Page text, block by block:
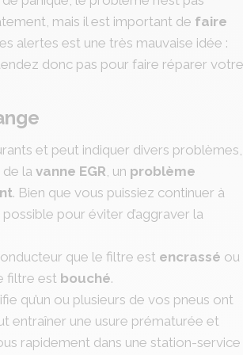
mais il est important de faire
alertes est une très mauvaise idée :
donc pas pour faire réparer votre
et peut indiquer divers problèmes,
de la vanne EGR , un problème
. Bien que vous puissiez continuer à
pour éviter d’aggraver la
que le filtre est encrassé ou
filtre est bouché.
qu’un ou plusieurs de vos pneus ont
entraîner une usure prématurée et
rapidement dans une station-service